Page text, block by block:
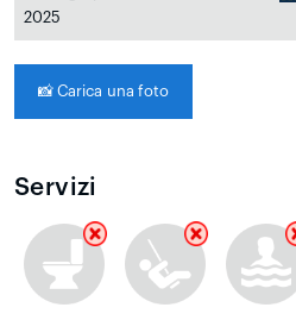
2025
📸 Carica una foto
Servizi